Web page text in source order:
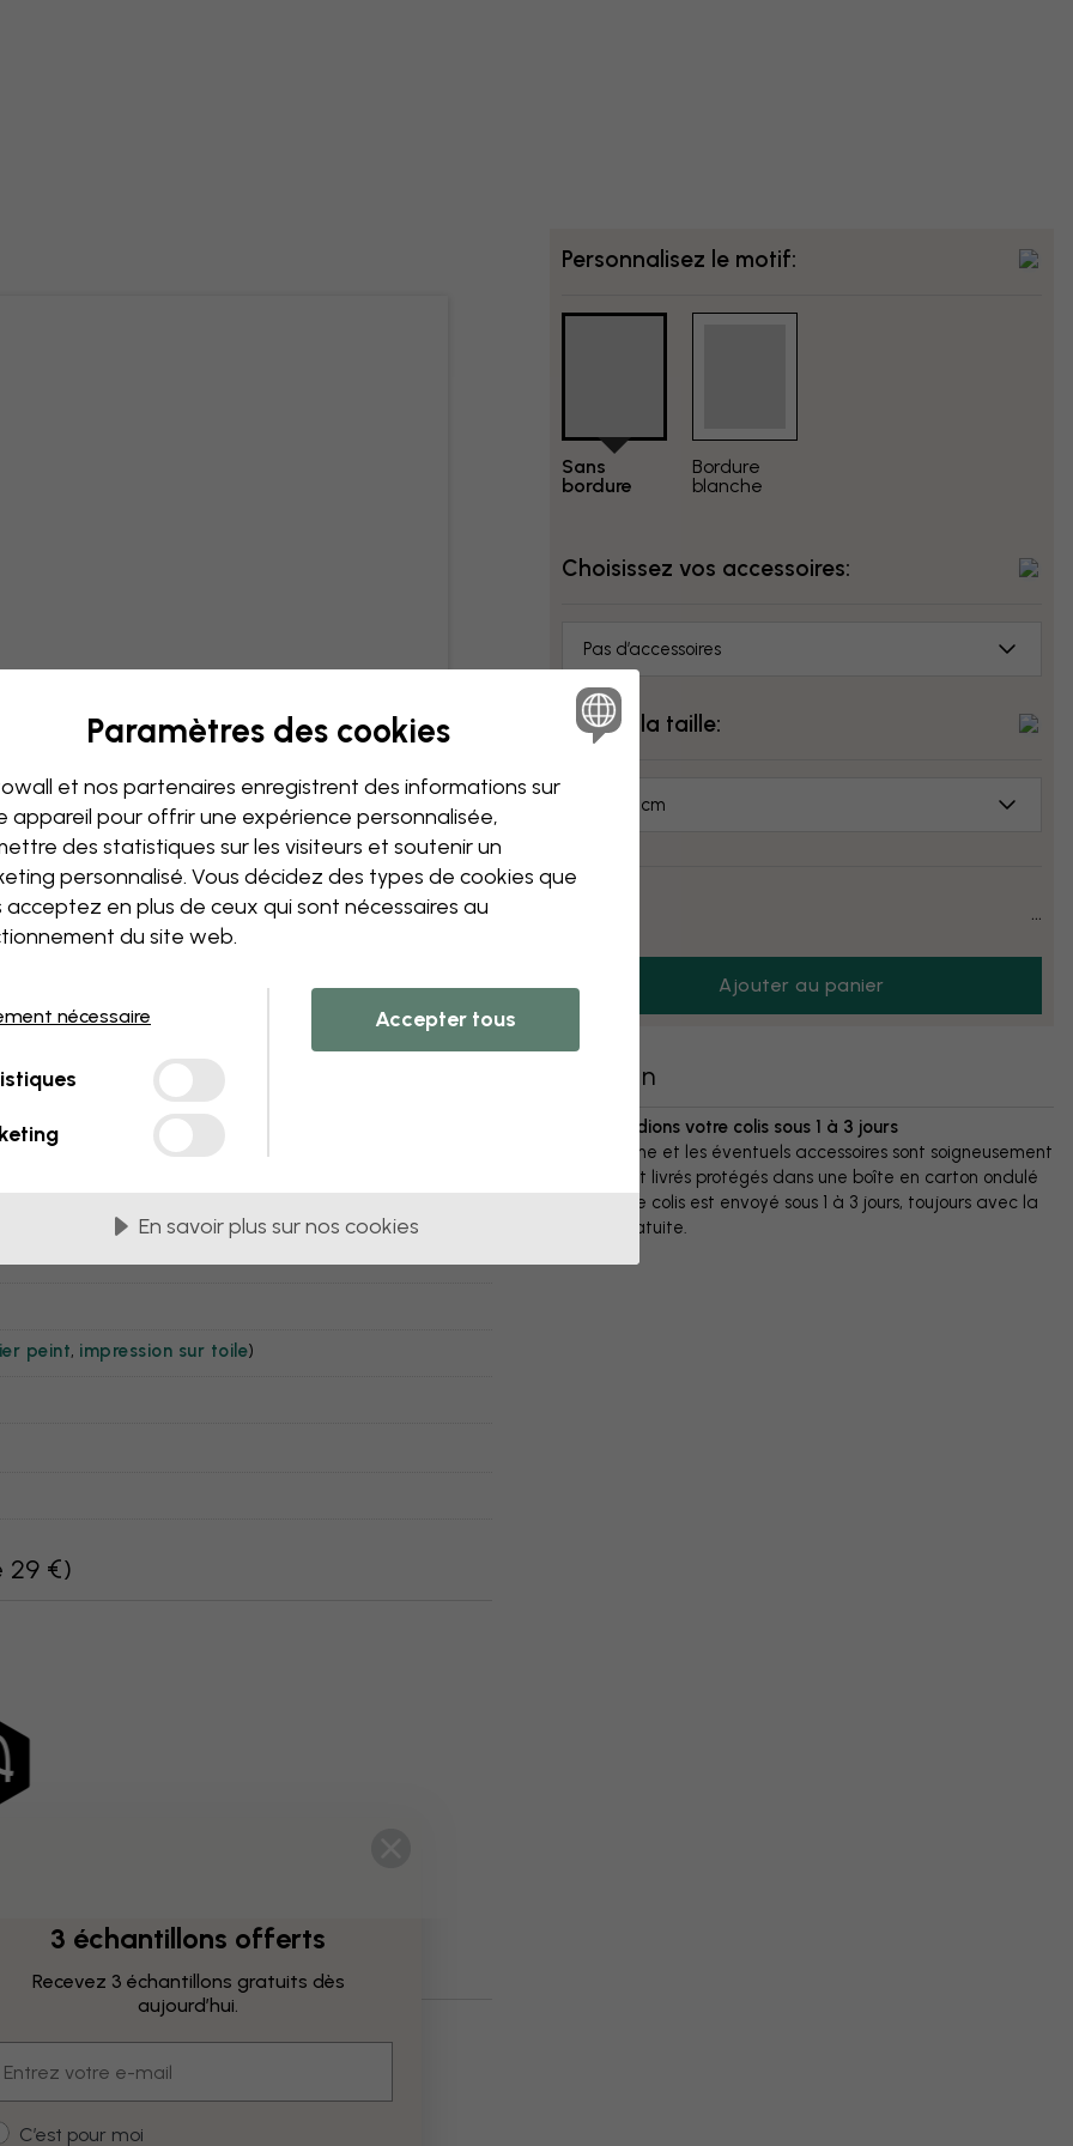
Personnalisez le motif:
Sans
bordure
Bordure
blanche
Choisissez vos accessoires:
Pas d’accessoires
Choisir la taille:
70x50 cm
...
Ajouter au panier
peint, impression sur toile)
29 €)
Livraison
Nous expédions votre colis sous 1 à 3 jours
Votre affiche et les éventuels accessoires sont soigneusement
emballés et livrés protégés dans une boîte en carton ondulé
résistant. Le colis est envoyé sous 1 à 3 jours, toujours avec la
livraison gratuite.
3 échantillons offerts
Recevez 3 échantillons gratuits dès
aujourd’hui.
type
C’est pour moi
Paramètres des cookies
et nos partenaires enregistrent des informations sur
appareil pour offrir une expérience personnalisée,
des statistiques sur les visiteurs et soutenir un
personnalisé. Vous décidez des types de cookies que
acceptez en plus de ceux qui sont nécessaires au
du site web.
nécessaire Accepter tous
En savoir plus sur nos cookies